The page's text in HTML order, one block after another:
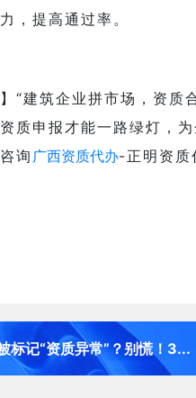
，提高通过率。
】“建筑企业拼市场，资
质申报才能一路绿灯，
询 广西资质代办-正明资质
标记“资质异常”？别慌！3...